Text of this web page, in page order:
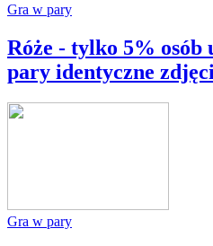
Gra w pary
Róże - tylko 5% osób
pary identyczne
Gra w pary